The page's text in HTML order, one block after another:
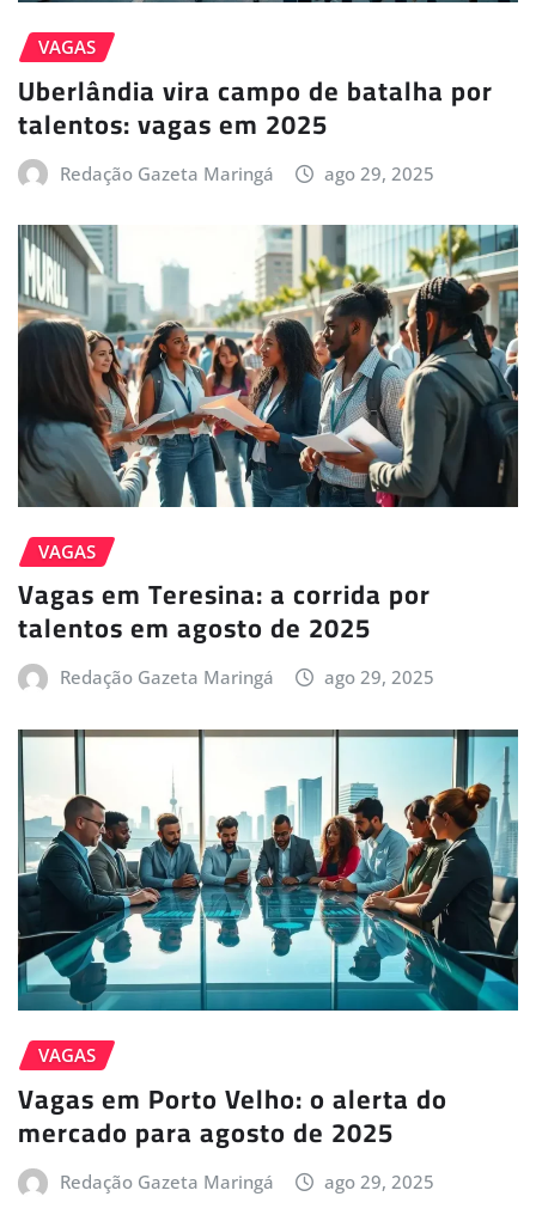
VAGAS
Uberlândia vira campo de batalha por
talentos: vagas em 2025
Redação Gazeta Maringá ago 29, 2025
VAGAS
Vagas em Teresina: a corrida por
talentos em agosto de 2025
Redação Gazeta Maringá ago 29, 2025
VAGAS
Vagas em Porto Velho: o alerta do
mercado para agosto de 2025
Redação Gazeta Maringá ago 29, 2025